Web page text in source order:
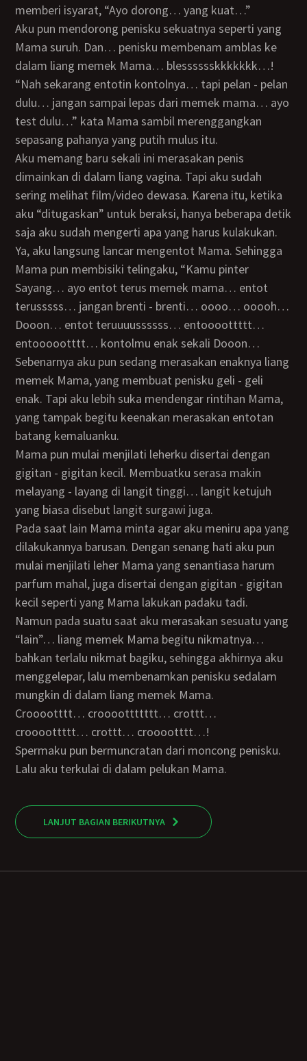
memberi isyarat, “Ayo dorong… yang kuat…”
Aku pun mendorong penisku sekuatnya seperti yang
Mama suruh. Dan… penisku membenam amblas ke
dalam liang memek Mama… blesssssskkkkkkk…!
“Nah sekarang entotin kontolnya… tapi pelan - pelan
dulu… jangan sampai lepas dari memek mama… ayo
test dulu…” kata Mama sambil merenggangkan
sepasang pahanya yang putih mulus itu.
Aku memang baru sekali ini merasakan penis
dimainkan di dalam liang vagina. Tapi aku sudah
sering melihat film/video dewasa. Karena itu, ketika
aku “ditugaskan” untuk beraksi, hanya beberapa detik
saja aku sudah mengerti apa yang harus kulakukan.
Ya, aku langsung lancar mengentot Mama. Sehingga
Mama pun membisiki telingaku, “Kamu pinter
Sayang… ayo entot terus memek mama… entot
terusssss… jangan brenti - brenti… oooo… ooooh…
Dooon… entot teruuuussssss… entoooottttt…
entoooootttt… kontolmu enak sekali Dooon…
Sebenarnya aku pun sedang merasakan enaknya liang
memek Mama, yang membuat penisku geli - geli
enak. Tapi aku lebih suka mendengar rintihan Mama,
yang tampak begitu keenakan merasakan entotan
batang kemaluanku.
Mama pun mulai menjilati leherku disertai dengan
gigitan - gigitan kecil. Membuatku serasa makin
melayang - layang di langit tinggi… langit ketujuh
yang biasa disebut langit surgawi juga.
Pada saat lain Mama minta agar aku meniru apa yang
dilakukannya barusan. Dengan senang hati aku pun
mulai menjilati leher Mama yang senantiasa harum
parfum mahal, juga disertai dengan gigitan - gigitan
kecil seperti yang Mama lakukan padaku tadi.
Namun pada suatu saat aku merasakan sesuatu yang
“lain”… liang memek Mama begitu nikmatnya…
bahkan terlalu nikmat bagiku, sehingga akhirnya aku
menggelepar, lalu membenamkan penisku sedalam
mungkin di dalam liang memek Mama.
Crooootttt… croooottttttt… crottt…
croooottttt… crottt… crooootttt…!
Spermaku pun bermuncratan dari moncong penisku.
Lalu aku terkulai di dalam pelukan Mama.
LANJUT BAGIAN BERIKUTNYA